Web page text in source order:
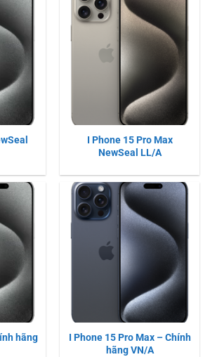
đến
16.500.000VNĐ
I Phone 15 Pro Max
NewSeal LL/A
hãng
I Phone 15 Pro Max – Chính
hãng VN/A